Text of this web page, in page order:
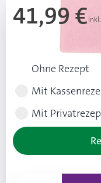
41,99 €
Rezeptart wählen
Ohne Rezept
Mit
Mit